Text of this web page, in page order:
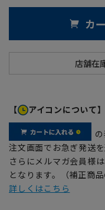
カ
【 アイコンについて】
注文画面でお急ぎ発送を
さらにメルマガ会員様
となります。（補正商
詳しくはこちら